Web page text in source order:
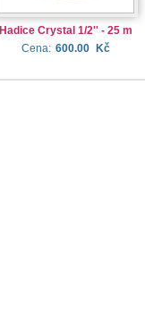
Hadice Crystal 1/2'' - 25 m
Cena: 600.00 Kč